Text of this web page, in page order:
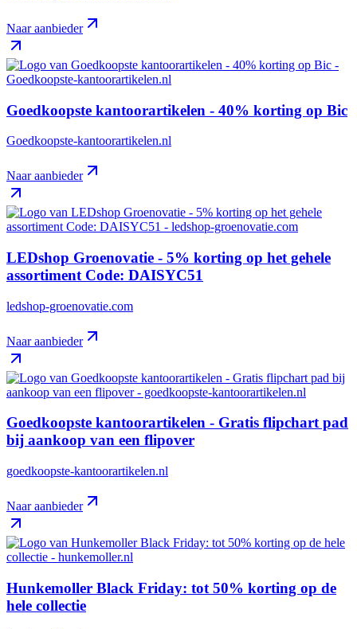
Naar aanbieder
Goedkoopste kantoorartikelen - 40% korting op Bic
Goedkoopste-kantoorartikelen.nl
Naar aanbieder
LEDshop Groenovatie - 5% korting op het gehele
assortiment Code: DAISYC51
ledshop-groenovatie.com
Naar aanbieder
Goedkoopste kantoorartikelen - Gratis flipchart pad
bij aankoop van een flipover
goedkoopste-kantoorartikelen.nl
Naar aanbieder
Hunkemoller Black Friday: tot 50% korting op de
hele collectie